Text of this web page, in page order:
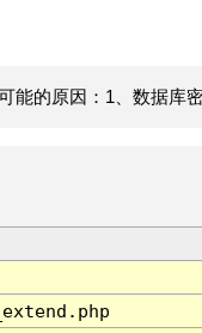
能的原因：1、数据库